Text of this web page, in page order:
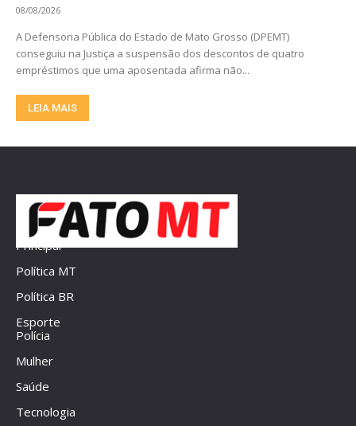
08/08/2026
A Defensoria Pública do Estado de Mato Grosso (DPEMT)
conseguiu na Justiça a suspensão dos descontos de quatro
empréstimos que uma aposentada afirma não...
LEIA MAIS
Principal
Política MT
Política BR
Esporte
Polícia
Mulher
Saúde
Tecnologia